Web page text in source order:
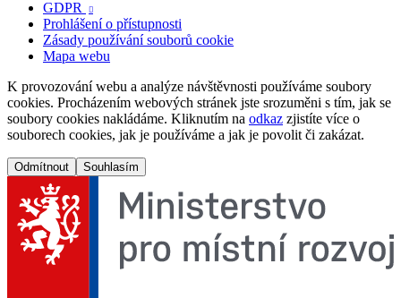
GDPR

Prohlášení o přístupnosti
Zásady používání souborů cookie
Mapa webu
K provozování webu a analýze návštěvnosti používáme soubory
cookies. Procházením webových stránek jste srozuměni s tím, jak se
soubory cookies nakládáme. Kliknutím na odkaz zjistíte více o
souborech cookies, jak je používáme a jak je povolit či zakázat.
Odmítnout Souhlasím